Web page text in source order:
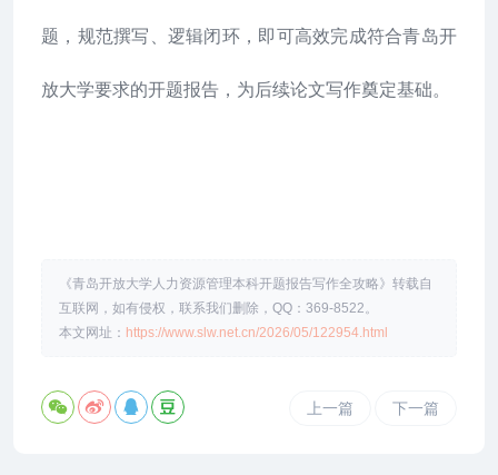
题，规范撰写、逻辑闭环，即可高效完成符合青岛开
放大学要求的开题报告，为后续论文写作奠定基础。
《青岛开放大学人力资源管理本科开题报告写作全攻略》转载自
互联网，如有侵权，联系我们删除，QQ：369-8522。
本文网址： https://www.slw.net.cn/2026/05/122954.html
上一篇 下一篇